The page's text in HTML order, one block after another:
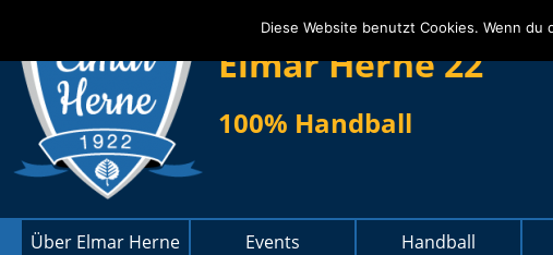
Elmar Herne 22
100% Handball
Über Elmar Herne Events Handball
Diese Website benutzt Cookies. Wenn